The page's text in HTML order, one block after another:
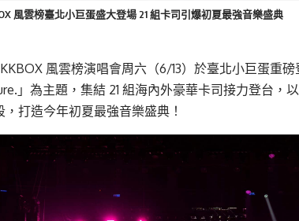
風雲榜臺北小巨蛋盛大登場 21 組卡司引爆初夏最強音樂盛典
KKBOX 風雲榜演唱會周六（6/13）於臺北小巨蛋重
」為主題，集結 21 組海內外豪華卡司接力登台，
，打造今年初夏最強音樂盛典！